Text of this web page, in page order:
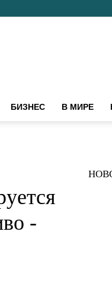
БИЗНЕС В МИРЕ